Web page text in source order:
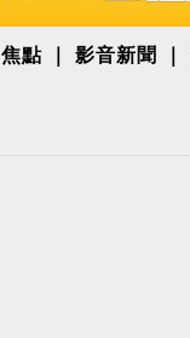
焦點 影音新聞